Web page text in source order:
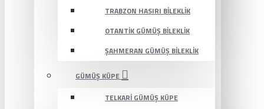
TRABZON HASIRI BILEKLIK
OTANTIK GÜMÜŞ BILEKLIK
ŞAHMERAN GÜMÜŞ BILEKLIK
GÜMÜŞ KÜPE
TELKARI GÜMÜŞ KÜPE